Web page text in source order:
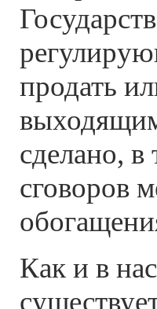
продать
сделано,
сговоров
Как и в